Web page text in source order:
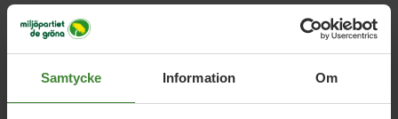
Samtycke Information Om
Relaterade nyheter